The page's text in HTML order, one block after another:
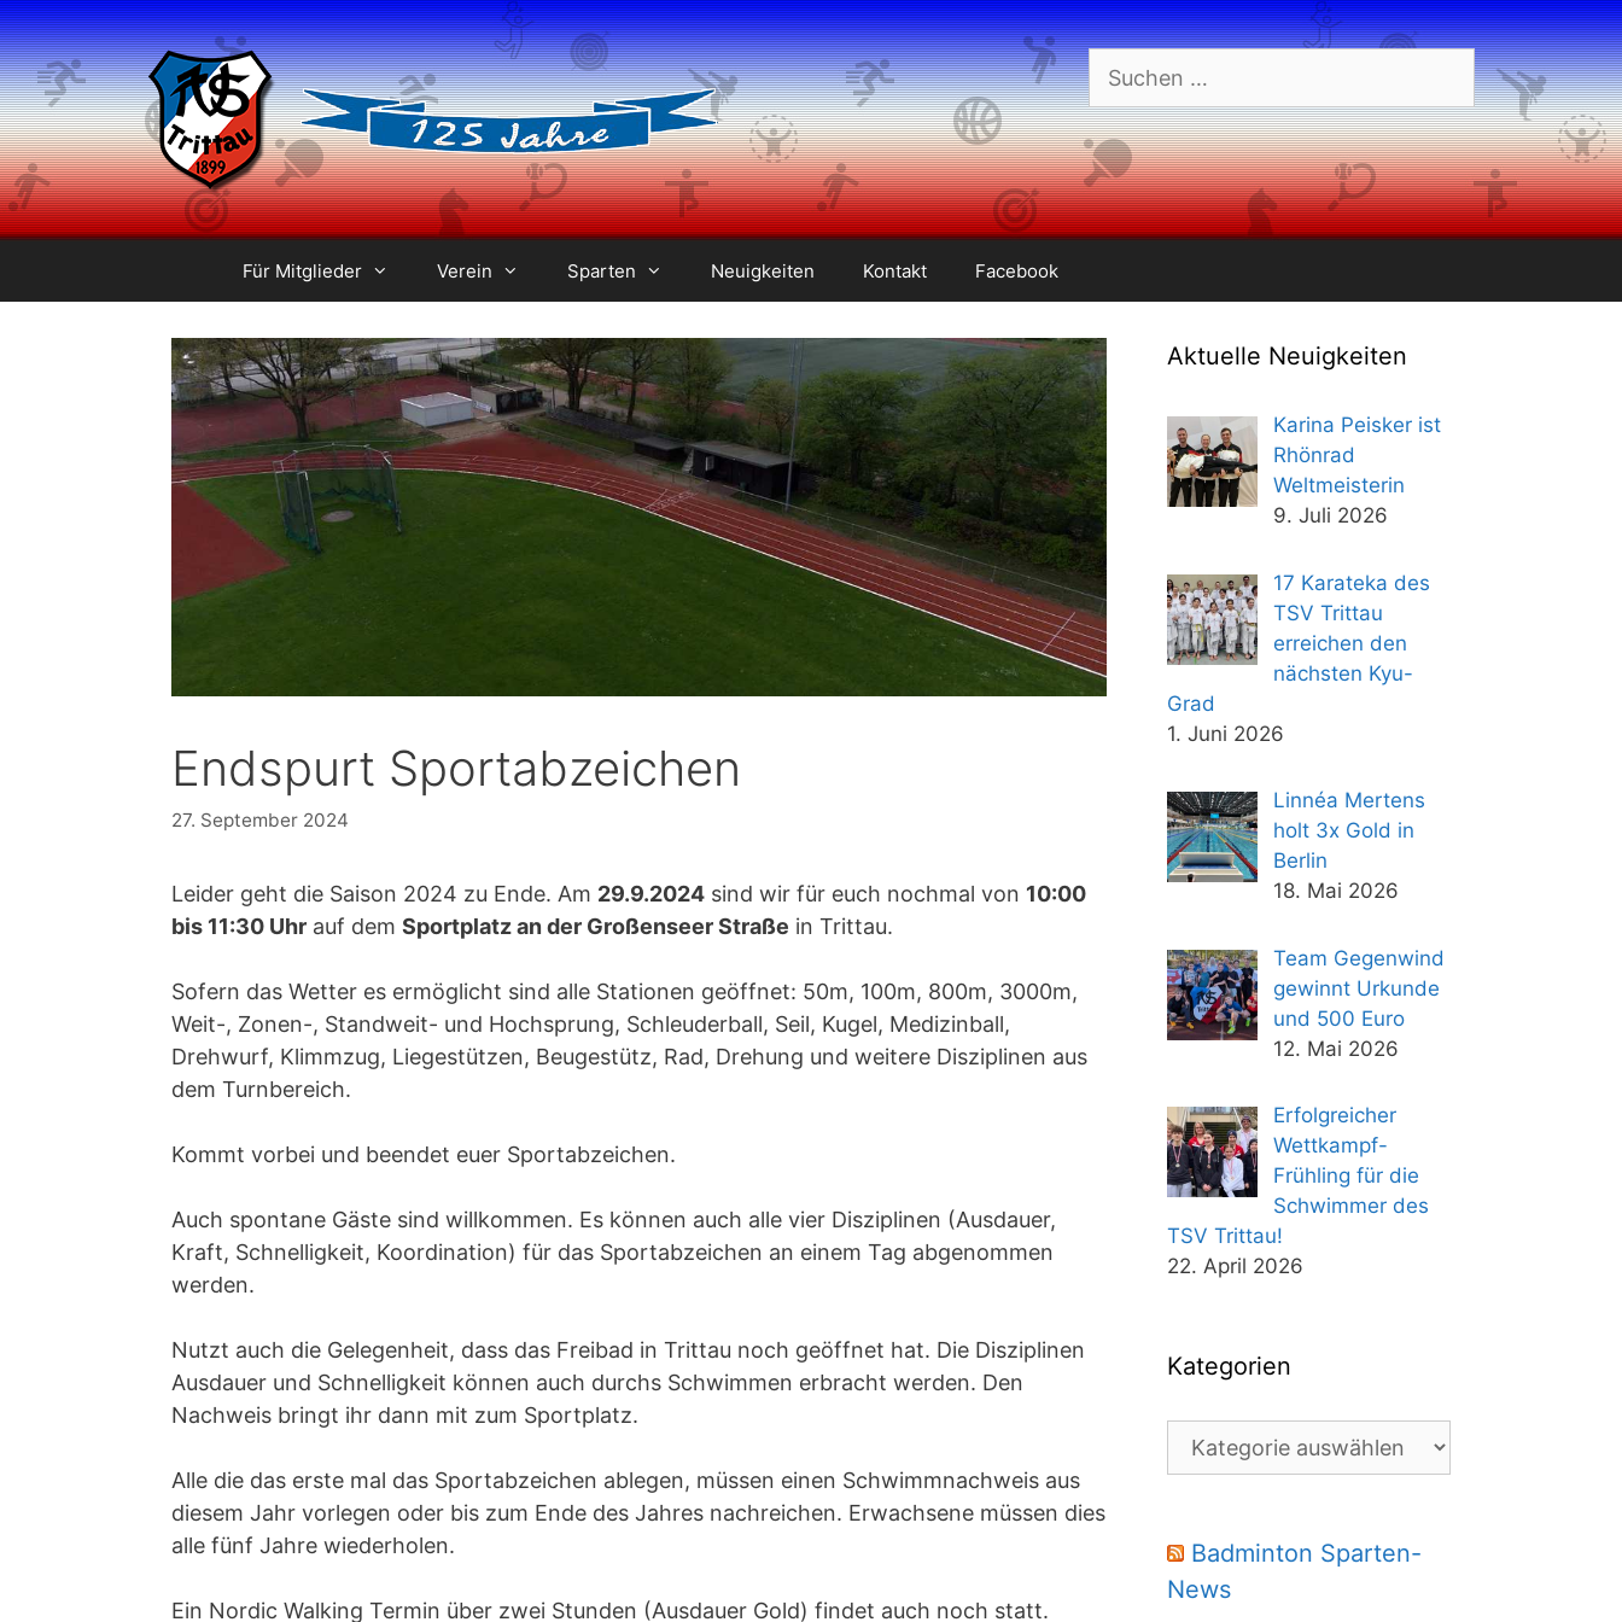
Zum
Inhalt
springen
Suchen
nach:
Für Mitglieder Verein Sparten Neuigkeiten Kontakt Facebook
Endspurt Sportabzeichen
27. September 2024
Leider geht die Saison 2024 zu Ende. Am 29.9.2024 sind wir für euch nochmal von 10:00
bis 11:30 Uhr auf dem Sportplatz an der Großenseer Straße in Trittau.
Sofern das Wetter es ermöglicht sind alle Stationen geöffnet: 50m, 100m, 800m, 3000m,
Weit-, Zonen-, Standweit- und Hochsprung, Schleuderball, Seil, Kugel, Medizinball,
Drehwurf, Klimmzug, Liegestützen, Beugestütz, Rad, Drehung und weitere Disziplinen aus
dem Turnbereich.
Kommt vorbei und beendet euer Sportabzeichen.
Auch spontane Gäste sind willkommen. Es können auch alle vier Disziplinen (Ausdauer,
Kraft, Schnelligkeit, Koordination) für das Sportabzeichen an einem Tag abgenommen
werden.
Nutzt auch die Gelegenheit, dass das Freibad in Trittau noch geöffnet hat. Die Disziplinen
Ausdauer und Schnelligkeit können auch durchs Schwimmen erbracht werden. Den
Nachweis bringt ihr dann mit zum Sportplatz.
Alle die das erste mal das Sportabzeichen ablegen, müssen einen Schwimmnachweis aus
diesem Jahr vorlegen oder bis zum Ende des Jahres nachreichen. Erwachsene müssen dies
alle fünf Jahre wiederholen.
Ein Nordic Walking Termin über zwei Stunden (Ausdauer Gold) findet auch noch statt.
Aktuelle Neuigkeiten
Karina Peisker ist
Rhönrad
Weltmeisterin
9. Juli 2026
17 Karateka des
TSV Trittau
erreichen den
nächsten Kyu-
Grad
1. Juni 2026
Linnéa Mertens
holt 3x Gold in
Berlin
18. Mai 2026
Team Gegenwind
gewinnt Urkunde
und 500 Euro
12. Mai 2026
Erfolgreicher
Wettkampf-
Frühling für die
Schwimmer des
TSV Trittau!
22. April 2026
Kategorien
Kategorien
Badminton Sparten-
News